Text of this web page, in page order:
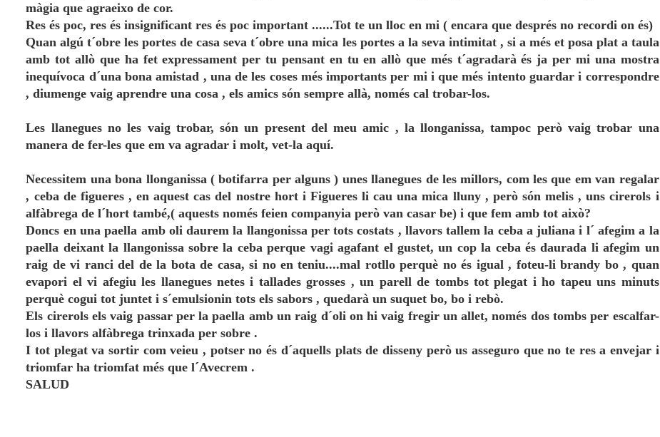
màgia que agraeixo de cor.
Res és poc, res és insignificant res és poc important ......Tot te un lloc en mi ( encara que després no recordi on és)
Quan algú t´obre les portes de casa seva t´obre una mica les portes a la seva intimitat , si a més et posa plat a taula
amb tot allò que ha fet expressament per tu pensant en tu en allò que més t´agradarà és ja per mi una mostra
inequívoca d´una bona amistad , una de les coses més importants per mi i que més intento guardar i correspondre
, diumenge vaig aprendre una cosa , els amics són sempre allà, només cal trobar-los.
Les llanegues no les vaig trobar, són un present del meu amic , la llonganissa, tampoc però vaig trobar una
manera de fer-les que em va agradar i molt, vet-la aquí.
Necessitem una bona llonganissa ( botifarra per alguns ) unes llanegues de les millors, com les que em van regalar
, ceba de figueres , en aquest cas del nostre hort i Figueres li cau una mica lluny , però són melis , uns cirerols i
alfàbrega de l´hort també,( aquests només feien companyia però van casar be) i que fem amb tot això?
Doncs en una paella amb oli daurem la llangonissa per tots costats , llavors tallem la ceba a juliana i l´ afegim a la
paella deixant la llangonissa sobre la ceba perque vagi agafant el gustet, un cop la ceba és daurada li afegim un
raig de vi ranci del de la bota de casa, si no en teniu....mal rotllo perquè no és igual , foteu-li brandy bo , quan
evapori el vi afegiu les llanegues netes i tallades grosses , un parell de tombs tot plegat i ho tapeu uns minuts
perquè cogui tot juntet i s´emulsionin tots els sabors , quedarà un suquet bo, bo i rebò.
Els cirerols els vaig passar per la paella amb un raig d´oli on hi vaig fregir un allet, només dos tombs per escalfar-
los i llavors alfàbrega trinxada per sobre .
I tot plegat va sortir com veieu , potser no és d´aquells plats de disseny però us asseguro que no te res a envejar i
triomfar ha triomfat més que l´Avecrem .
SALUD